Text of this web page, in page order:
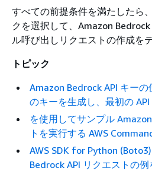
すべての前提条件を満たしたら
クを選択して、Amazon
ル呼び出しリクエストの作成を
トピック
Amazon Bedrock API キー
のキーを生成し、最初の API
を使用してサンプル
トを実行する AWS
AWS SDK for Python
Bedrock API リクエストの例